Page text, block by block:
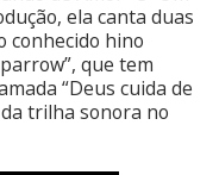
ela canta duas
conhecido hino
que tem
“Deus cuida de
trilha sonora no